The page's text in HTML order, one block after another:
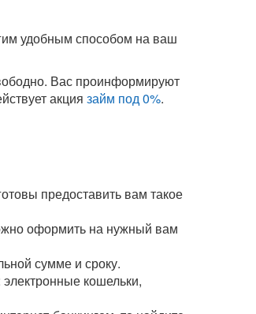
удобным способом на ваш
Вас проинформируют
акция займ под 0%.
предоставить вам такое
оформить на нужный вам
сумме и сроку.
кошельки,